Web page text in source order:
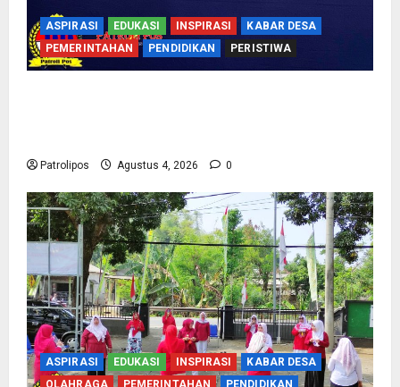
ASPIRASI EDUKASI INSPIRASI
KABAR DESA
PEMERINTAHAN
PENDIDIKAN PERISTIWA
Patrolipos Agustus 4, 2026 0
ASPIRASI EDUKASI INSPIRASI
KABAR DESA
OLAHRAGA
PEMERINTAHAN PENDIDIKAN